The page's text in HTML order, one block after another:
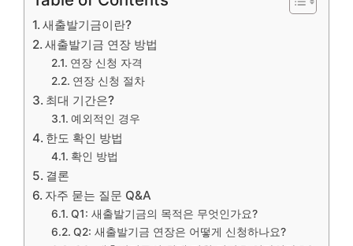
새출발기금이란?
새출발기금 연장 방법
연장 신청 자격
연장 신청 절차
최대 기간은?
예외적인 경우
한도 확인 방법
확인 방법
결론
자주 묻는 질문 Q&A
Q1: 새출발기금의 목적은 무엇인가요?
Q2: 새출발기금 연장은 어떻게 신청하나요?